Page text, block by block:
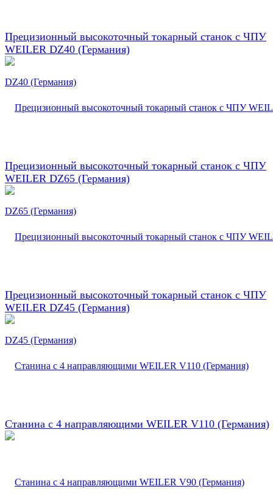
Прецизионный высокоточный токарный станок с ЧПУ
WEILER DZ40 (Германия)
Прецизионный высокоточный токарный станок с ЧПУ
WEILER DZ65 (Германия)
Прецизионный высокоточный токарный станок с ЧПУ
WEILER DZ45 (Германия)
Станина с 4 направляющими WEILER V110 (Германия)